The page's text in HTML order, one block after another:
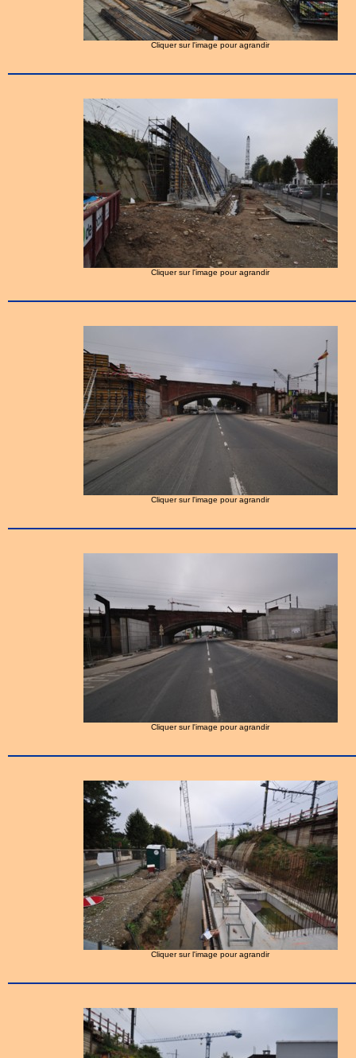
Cliquer sur l'image pour agrandir
Cliquer sur l'image pour agrandir
Cliquer sur l'image pour agrandir
Cliquer sur l'image pour agrandir
Cliquer sur l'image pour agrandir